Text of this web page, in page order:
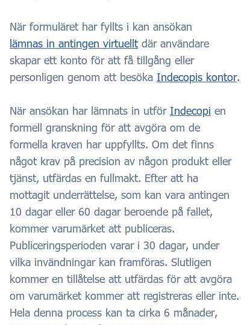
När formuläret har fyllts i kan ansökan
lämnas in antingen virtuellt där användare
skapar ett konto för att få tillgång eller
personligen genom att besöka Indecopis kontor.
När ansökan har lämnats in utför Indecopi en
formell granskning för att avgöra om de
formella kraven har uppfyllts. Om det finns
något krav på precision av någon produkt eller
tjänst, utfärdas en fullmakt. Efter att ha
mottagit underrättelse, som kan vara antingen
10 dagar eller 60 dagar beroende på fallet,
kommer varumärket att publiceras.
Publiceringsperioden varar i 30 dagar, under
vilka invändningar kan framföras. Slutligen
kommer en tillåtelse att utfärdas för att avgöra
om varumärket kommer att registreras eller inte.
Hela denna process kan ta cirka 6 månader,